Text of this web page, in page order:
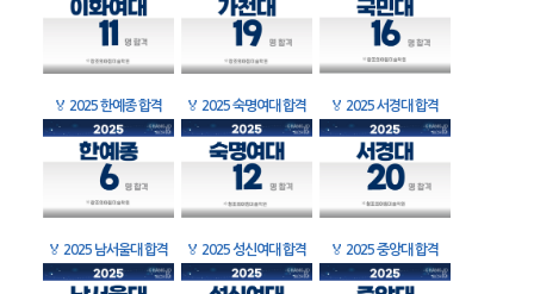
🏅 2025 한예종 합격 🏅 2025 숙명여대 합격 🏅 2025 서경대 합격
🏅 2025 남서울대 합격 🏅 2025 성신여대 합격 🏅 2025 중앙대 합격